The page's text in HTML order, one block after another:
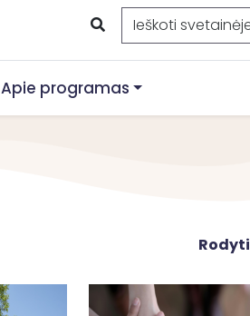
Apie programas
Rodyti